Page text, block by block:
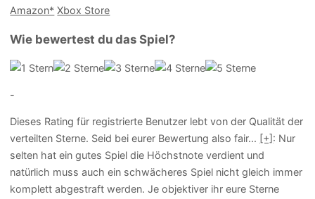
Amazon* Xbox Store
Wie bewertest du das Spiel?
-
Dieses Rating für registrierte Benutzer lebt von der Qualität der
verteilten Sterne. Seid bei eurer Bewertung also fair... [+] : Nur
selten hat ein gutes Spiel die Höchstnote verdient und
natürlich muss auch ein schwächeres Spiel nicht gleich immer
komplett abgestraft werden. Je objektiver ihr eure Sterne